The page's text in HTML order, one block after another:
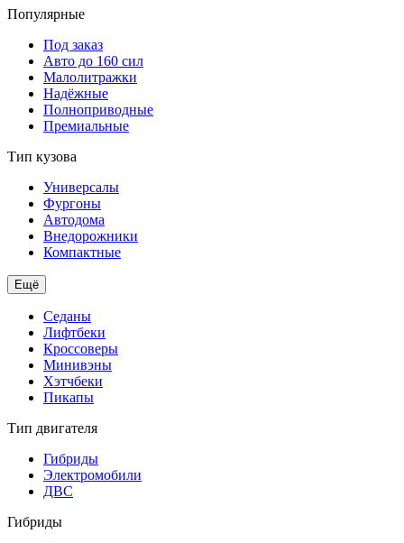
Популярные
Под заказ
Авто до 160 сил
Малолитражки
Надёжные
Полноприводные
Премиальные
Тип кузова
Универсалы
Фургоны
Автодома
Внедорожники
Компактные
Ещё
Седаны
Лифтбеки
Кроссоверы
Минивэны
Хэтчбеки
Пикапы
Тип двигателя
Гибриды
Электромобили
ДВС
Гибриды